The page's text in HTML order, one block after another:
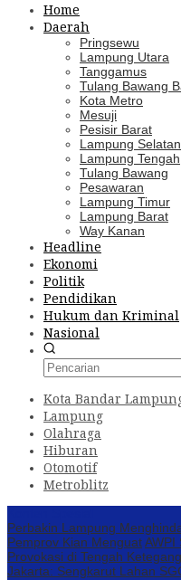
Home
Daerah
Pringsewu
Lampung Utara
Tanggamus
Tulang Bawang
Kota Metro
Mesuji
Pesisir Barat
Lampung Selatan
Lampung Tengah
Tulang Bawang
Pesawaran
Lampung Timur
Lampung Barat
Way Kanan
Headline
Ekonomi
Politik
Pendidikan
Hukum dan Kriminal
Nasional
Kota Bandar
Lampung
Olahraga
Hiburan
Otomotif
Metroblitz
Perbakin Lampung
Pemprov Kian MenguatAWPI
Provokasi di Tengah
Jakarta: Sengkarut Lahan